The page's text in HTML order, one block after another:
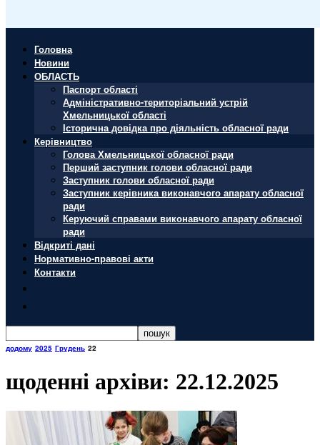
Головна
Новини
ОБЛАСТЬ
Паспорт області
Адміністративно-територіальний устрій
Хмельницької області
Історична довідка про діяльність обласної ради
Керівництво
Голова Хмельницької обласної ради
Перший заступник голови обласної ради
Заступник голови обласної ради
Заступник керівника виконавчого апарату обласної
ради
Керуючий справами виконавчого апарату обласної
ради
Відкриті дані
Нормативно-правові акти
Контакти
додому 2025 Грудень 22
щоденні архіви: 22.12.2025